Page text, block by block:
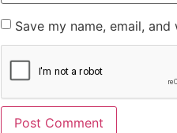
Save my name, email,